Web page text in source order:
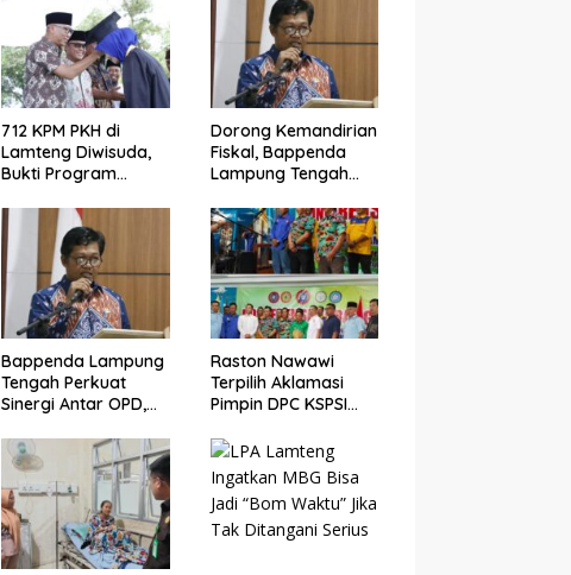
712 KPM PKH di
Lamteng Diwisuda,
Bukti Program
Ekonomi Warga
Dorong Kemandirian
Fiskal, Bappenda
Lampung Tengah
PAK-SI 2025
Bappenda Lampung
Tengah Perkuat
Sinergi Antar OPD,
PAD Tahun 2025
Raston Nawawi
Terpilih Aklamasi
Pimpin DPC KSPSI
Siap Perjuangkan
Kesejahteraan Buruh